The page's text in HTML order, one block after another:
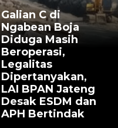
Galian C di
Ngabean Boja
Diduga Masih
Beroperasi,
Legalitas
Dipertanyakan,
LAI BPAN Jateng
Desak ESDM dan
APH Bertindak